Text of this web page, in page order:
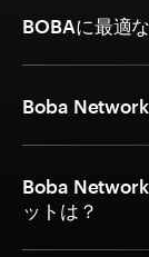
BOBAに最適
Boba
Boba
ットは？